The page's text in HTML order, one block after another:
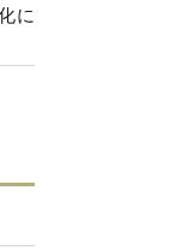
に